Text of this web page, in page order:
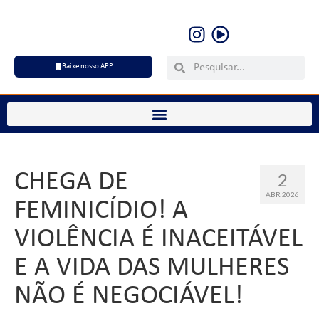
Baixe nosso APP
2
ABR 2026
CHEGA DE
FEMINICÍDIO! A
VIOLÊNCIA É INACEITÁVEL
E A VIDA DAS MULHERES
NÃO É NEGOCIÁVEL!